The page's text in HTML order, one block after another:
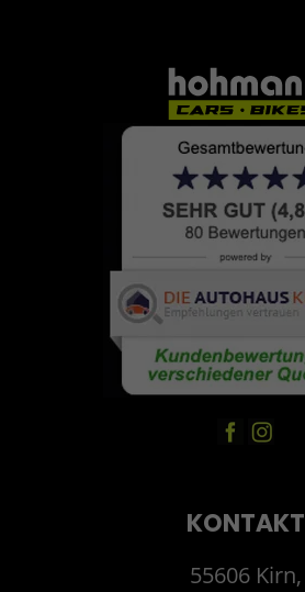
KONTAKT
55606 Kirn,